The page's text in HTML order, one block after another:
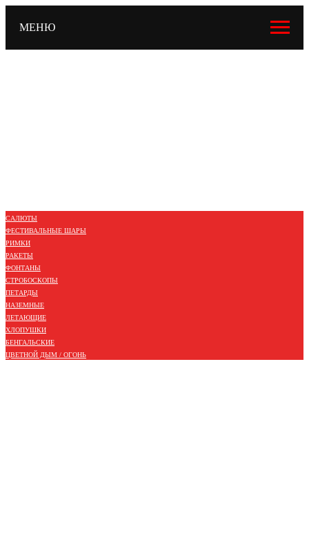
МЕНЮ
САЛЮТЫ
ФЕСТИВАЛЬНЫЕ ШАРЫ
РИМКИ
РАКЕТЫ
ФОНТАНЫ
СТРОБОСКОПЫ
ПЕТАРДЫ
НАЗЕМНЫЕ
ЛЕТАЮЩИЕ
ХЛОПУШКИ
БЕНГАЛЬСКИЕ
ЦВЕТНОЙ ДЫМ / ОГОНЬ